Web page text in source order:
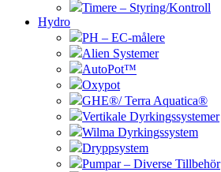
Timere – Styring/Kontroll
Hydro
PH – EC-målere
Alien Systemer
AutoPot™
Oxypot
GHE®/ Terra Aquatica®
Vertikale Dyrkingssystemer
Wilma Dyrkingssystem
Dryppsystem
Pumpar – Diverse Tillbehör